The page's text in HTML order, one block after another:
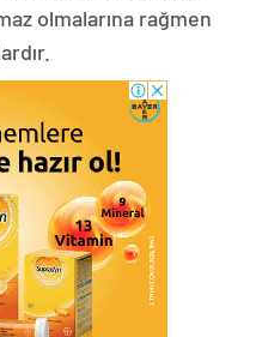
olmalarına rağmen